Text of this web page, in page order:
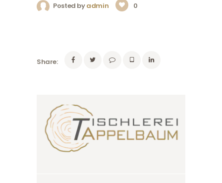
Posted byadmin 0
Share: